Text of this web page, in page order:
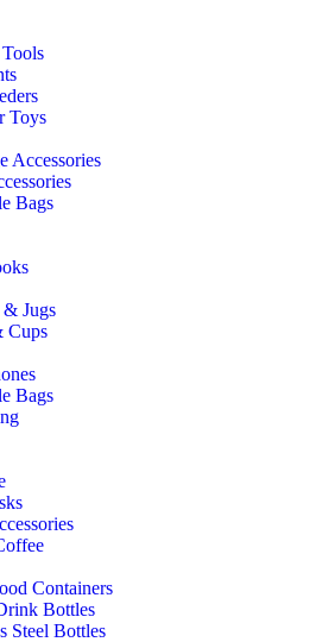
Toys
Accessories
Bags
& Jugs
Cups
Bags
Containers
Bottles
Steel Bottles